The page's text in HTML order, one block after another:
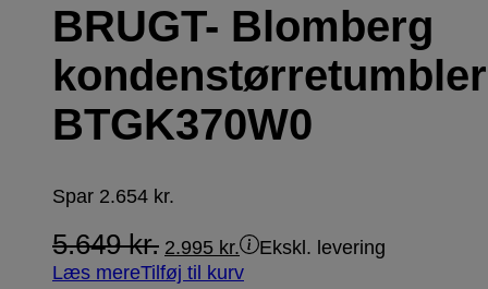
BRUGT- Blomberg
kondenstørretumbler
BTGK370W0
Spar 2.654 kr.
5.649kr. 2.995 kr.
Ekskl. levering
Læs mereTilføj til kurv